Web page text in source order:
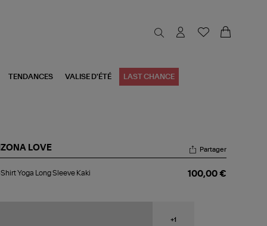
TENDANCES VALISE D'ÉTÉ LAST CHANCE
LOVE Partager
Yoga Long Sleeve Kaki 100,00 €
+1